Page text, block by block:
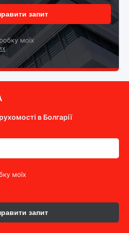
запит
моїх
в Болгарії
моїх
запит